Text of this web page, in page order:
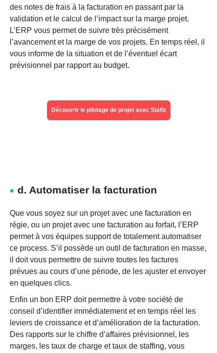
des notes de frais à la facturation en passant par la
validation et le calcul de l’impact sur la marge projet.
L’ERP vous permet de suivre très précisément
l’avancement et la marge de vos projets. En temps réel, il
vous informe de la situation et de l’éventuel écart
prévisionnel par rapport au budget.
Découvrir le pilotage de projet avec Stafiz
d. Automatiser la facturation
Que vous soyez sur un projet avec une facturation en
régie, ou un projet avec une facturation au forfait, l’ERP
permet à vos équipes support de totalement automatiser
ce process. S’il possède un outil de facturation en masse,
il doit vous permettre de suivre toutes les factures
prévues au cours d’une période, de les ajuster et envoyer
en quelques clics.
Enfin un bon ERP doit permettre à votre société de
conseil d’identifier immédiatement et en temps réel les
leviers de croissance et d’amélioration de la facturation.
Des rapports sur le chiffre d’affaires prévisionnel, les
marges, les taux de charge et taux de staffing, vous